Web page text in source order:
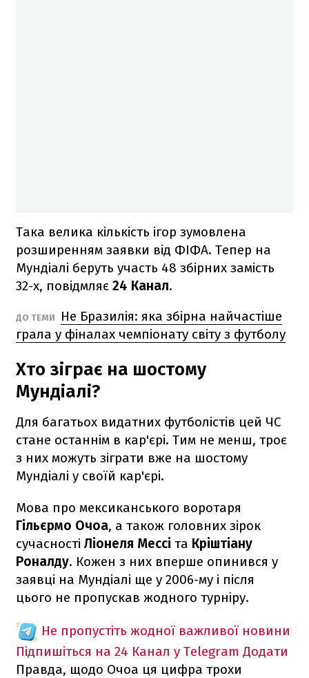
Така велика кількість ігор зумовлена
розширенням заявки від ФІФА. Тепер на
Мундіалі беруть участь 48 збірних замість
32-х, повідмляє 24 Канал.
ДО ТЕМИ
Не Бразилія: яка збірна найчастіше
грала у фіналах чемпіонату світу з футболу
Хто зіграє на шостому
Мундіалі?
Для багатьох видатних футболістів цей ЧС
стане останнім в кар'єрі. Тим не менш, троє
з них можуть зіграти вже на шостому
Мундіалі у своїй кар'єрі.
Мова про мексиканського воротаря
Гільєрмо Очоа, а також головних зірок
сучасності Ліонеля Мессі та Кріштіану
Роналду. Кожен з них вперше опинився у
заявці на Мундіалі ще у 2006-му і після
цього не пропускав жодного турніру.
Не пропустіть жодної важливої новини
Підпишіться на 24 Канал у Telegram Додати
Правда, щодо Очоа ця цифра трохи